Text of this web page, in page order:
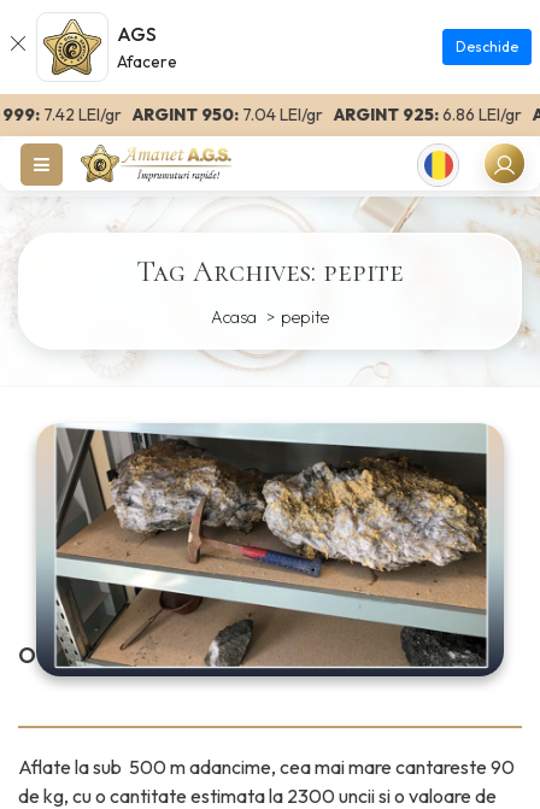
AGS
Afacere
Deschide
7.42 LEI/grARGINT 950:7.04 LEI/grARGINT 925:6.86 LEI/gr
Romanian
Tag Archives: pepite
Acasa pepite
O DATA IN VIATA…
Aflate la sub 500 m adancime, cea mai mare cantareste 90
de kg, cu o cantitate estimata la 2300 uncii si o valoare de